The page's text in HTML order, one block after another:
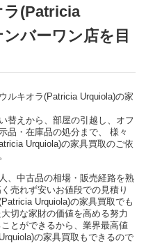
ラ(Patricia
バーワン店を目
ルキオラ(Patricia Urquiola)の家
替えから、部屋の引越し、オフ
品・在庫品の処分まで、 様々
Urquiola)の家具買取のご依
、中古品の相場・販売経路を熟
売れず安いお値段での見積り
Urquiola)の家具買取でも
切な家財の価値を高める努力
とができるから、業界最高値
の家具買取もできるので